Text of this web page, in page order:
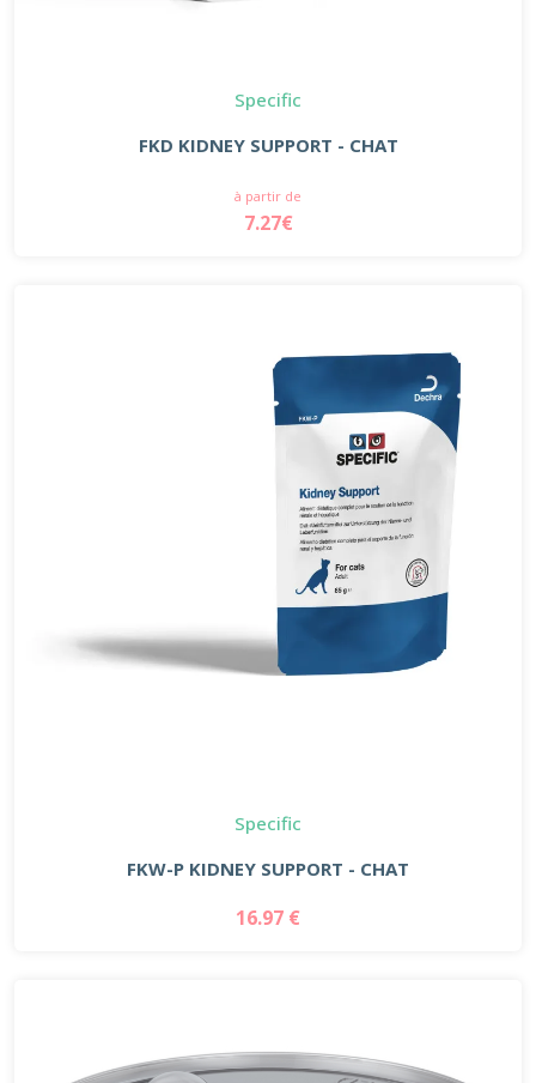
Specific
FKD KIDNEY SUPPORT - CHAT
à partir de
7.27€
Specific
FKW-P KIDNEY SUPPORT - CHAT
16.97 €